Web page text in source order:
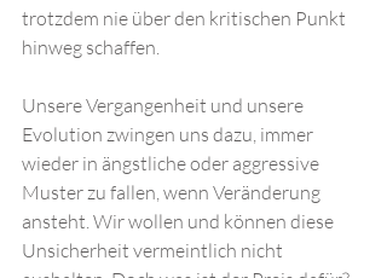
trotzdem nie über den kritischen Punkt
hinweg schaffen.
Unsere Vergangenheit und unsere
Evolution zwingen uns dazu, immer
wieder in ängstliche oder aggressive
Muster zu fallen, wenn Veränderung
ansteht. Wir wollen und können diese
Unsicherheit vermeintlich nicht